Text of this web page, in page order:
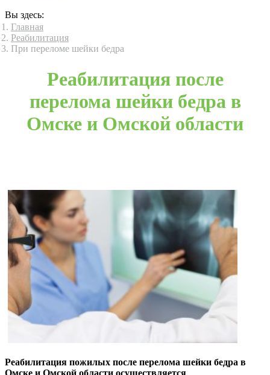
Вы здесь:
Главная
Реабилитация
При переломе шейки бедра
Реабилитация после
перелома шейки бедра в
Омске и Омской области
Реабилитация пожилых после перелома шейки бедра в
Омске и Омской области осуществляется